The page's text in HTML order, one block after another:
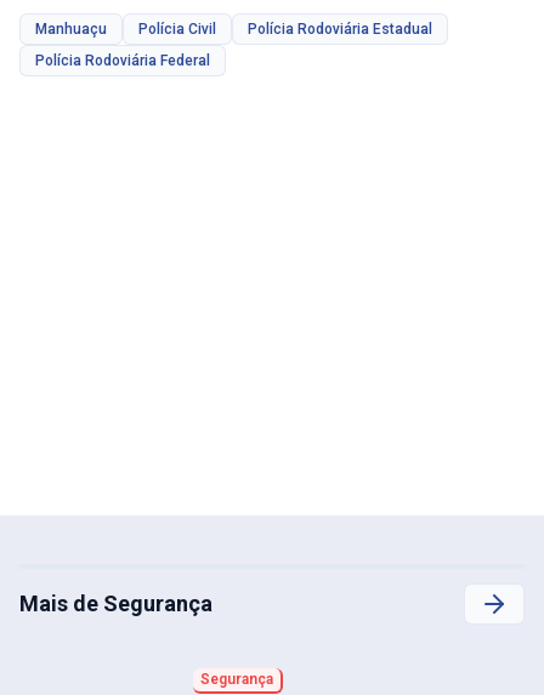
Manhuaçu Polícia Civil
Polícia Rodoviária Estadual
Polícia Rodoviária Federal
Mais de Segurança
Segurança